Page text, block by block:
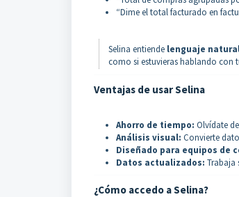
“Dime el total facturado en
Selina entiende lenguaje
como si estuvieras hablando con
Ventajas de usar Selina
Ahorro de tiempo: Olvídate
Análisis visual: Convierte
Diseñado para equipos de
Datos actualizados: Trabaja
¿Cómo accedo a Selina?